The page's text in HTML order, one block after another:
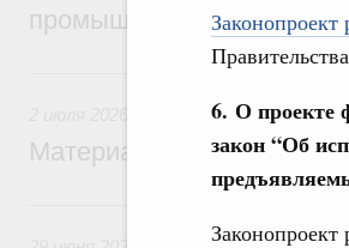
Законопроект
6. О проекте
закон “Об
Законопроект
промышленной
Материалы к заседанию